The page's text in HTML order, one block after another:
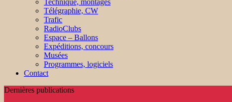
Technique, montages
Télégraphie, CW
Trafic
RadioClubs
Espace – Ballons
Expéditions, concours
Musées
Programmes, logiciels
Contact
Dernières publications